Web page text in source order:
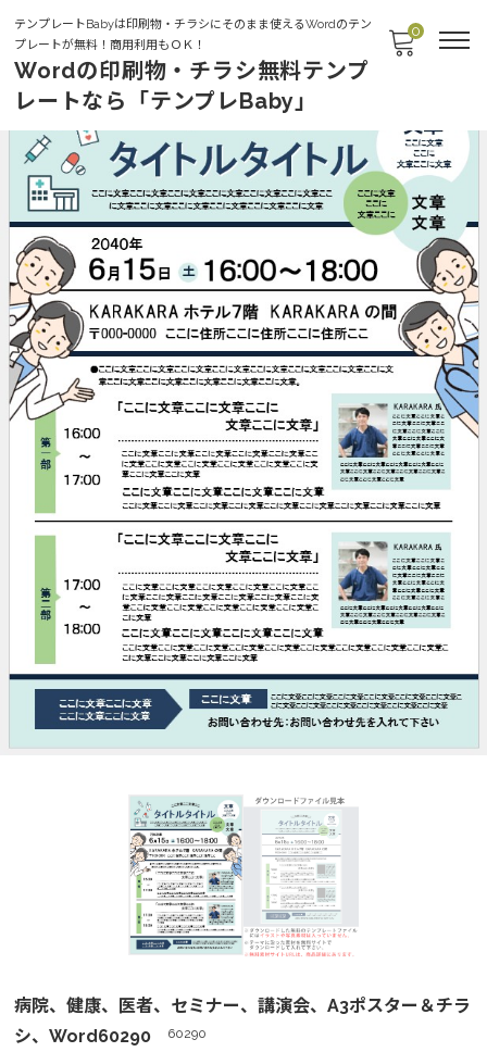
テンプレートBabyは印刷物・チラシにそのまま使えるWordのテン
プレートが無料！商用利用もＯＫ！
Wordの印刷物・チラシ無料テンプ
レートなら「テンプレBaby」
0
病院、健康、医者、セミナー、講演会、A3ポスター＆チラ
シ、Word60290
60290